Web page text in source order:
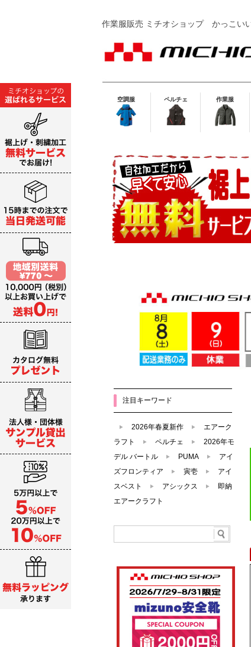
作業服販売 ミチオショップかっこいい
空調服 ペルチェ 作業服
注目キーワード
2026年春夏新作
エアーク
ラフト
ペルチェ
2026年モ
デル バートル
PUMA
アイ
ズフロンティア
寅壱
アイ
スベスト
アシックス
即納
エアークラフト